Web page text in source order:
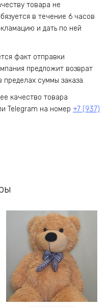
товара не
в течение 6 часов
и дать по ней
факт отправки
предложит возврат
пределах суммы заказа.
качество товара
Telegram на номер +7 (937)